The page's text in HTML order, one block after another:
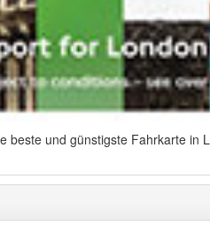
beste und günstigste Fahrkarte